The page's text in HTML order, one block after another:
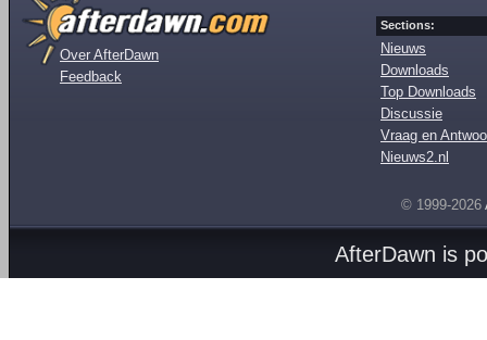
Over AfterDawn
Feedback
Sections:
Nieuws
Downloads
Top Downloads
Discussie
Vraag en
Nieuws2.nl
© 1999-2026
AfterDawn is